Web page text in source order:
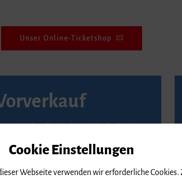
Unser Online-Ticketshop
in Ihrer Nähe finden Sie
Kartenservice Freiburg
Cookie Einstellungen
Webseite verwenden wir erforderliche